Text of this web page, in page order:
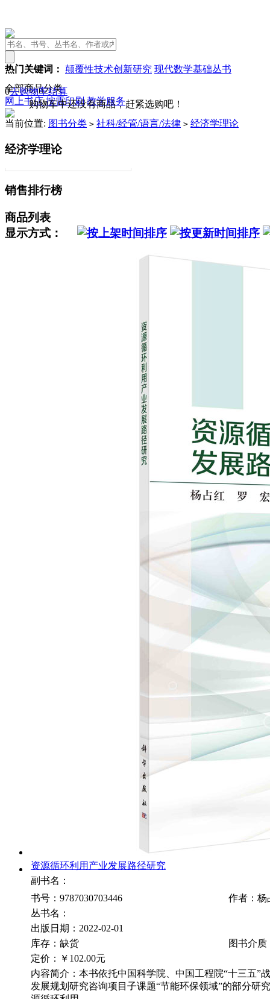
热门关键词： 颠覆性技术创新研究 现代数学基础丛书
0去购物车结算
购物车中还没有商品，赶紧选购吧！
全部商品分类
网上书店按需印刷 教学服务
当前位置: 图书分类 > 社科/经管/语言/法律 > 经济学理论
经济学理论
销售排行榜
商品列表
显示方式：
资源循环利用产业发展路径研究
副书名：
书号：9787030703446
作者：杨
丛书名：
出版日期：2022-02-01
库存：缺货
图书介质
定价：
￥102.00元
内容简介：本书依托中国科学院、中国工程院“十三五”
发展规划研究咨询项目子课题“节能环保领域”的部分研